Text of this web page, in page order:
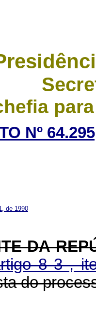
Nº
de 1990
DA
8 3 ,
do